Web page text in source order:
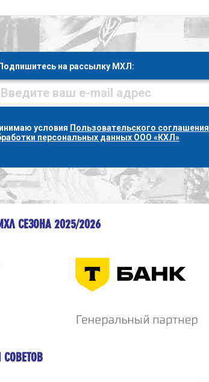
Подпишитесь на рассылку МХЛ:
условия Пользовательского соглашения
персональных данных ООО «КХЛ»
СЕЗОНА 2025/2026